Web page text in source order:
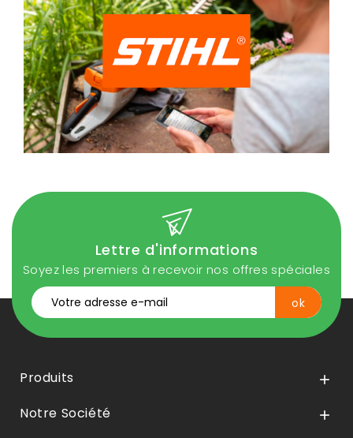
Lettre d'informations
Soyez les premiers à recevoir nos offres spéciales
Produits 
Notre Société 